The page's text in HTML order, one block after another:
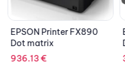
EPSON Printer FX890
Dot matrix
936.13€